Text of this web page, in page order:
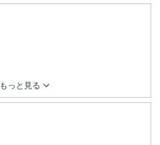
もっと見る